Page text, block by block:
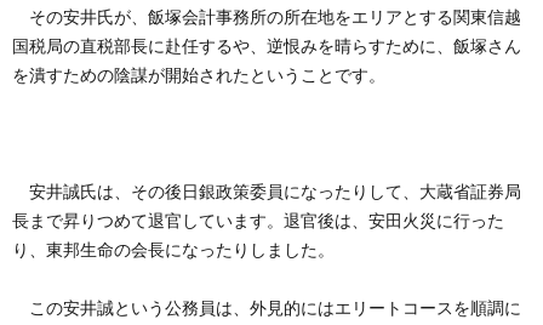
その安井氏が、飯塚会計事務所の所在地をエリアとする関東信越
国税局の直税部長に赴任するや、逆恨みを晴らすために、飯塚さん
を潰すための陰謀が開始されたということです。
安井誠氏は、その後日銀政策委員になったりして、大蔵省証券局
長まで昇りつめて退官しています。退官後は、安田火災に行った
り、東邦生命の会長になったりしました。
この安井誠という公務員は、外見的にはエリートコースを順調に